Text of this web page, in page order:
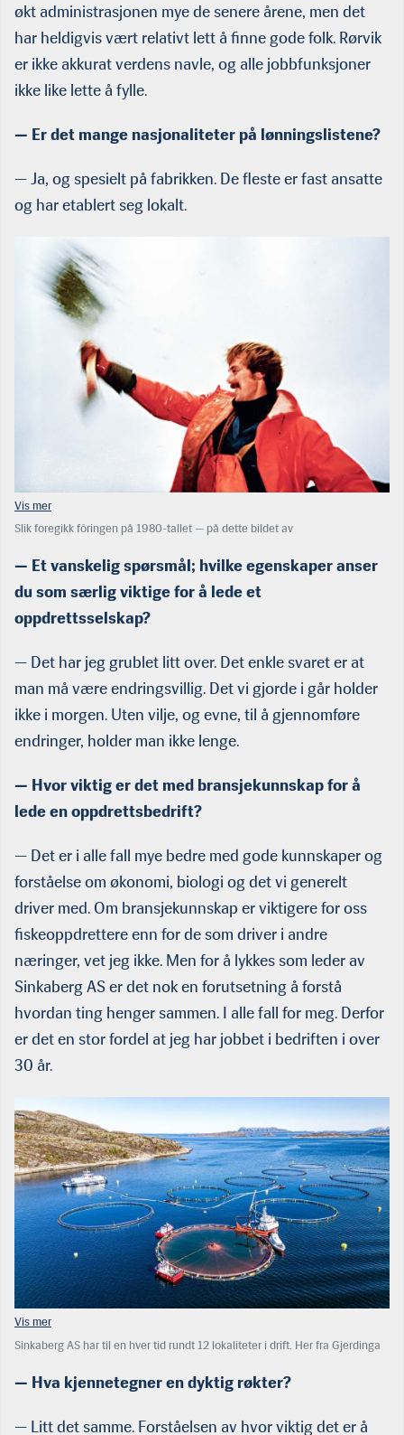
økt administrasjonen mye de senere årene, men det
har heldigvis vært relativt lett å finne gode folk. Rørvik
er ikke akkurat verdens navle, og alle jobbfunksjoner
ikke like lette å fylle.
— Er det mange nasjonaliteter på lønningslistene?
— Ja, og spesielt på fabrikken. De fleste er fast ansatte
og har etablert seg lokalt.
Slik foregikk fôringen på 1980-tallet — på dette bildet av
og fjernstyrt, og røkterne, eller driftsteknikerne som de heter i dag, har en
ganske annen hverdag. (Foto: Sinkaberg)
— Et vanskelig spørsmål; hvilke egenskaper anser
du som særlig viktige for å lede et
oppdrettsselskap?
— Det har jeg grublet litt over. Det enkle svaret er at
man må være endringsvillig. Det vi gjorde i går holder
ikke i morgen. Uten vilje, og evne, til å gjennomføre
endringer, holder man ikke lenge.
— Hvor viktig er det med bransjekunnskap for å
lede en oppdrettsbedrift?
— Det er i alle fall mye bedre med gode kunnskaper og
forståelse om økonomi, biologi og det vi generelt
driver med. Om bransjekunnskap er viktigere for oss
fiskeoppdrettere enn for de som driver i andre
næringer, vet jeg ikke. Men for å lykkes som leder av
Sinkaberg AS er det nok en forutsetning å forstå
hvordan ting henger sammen. I alle fall for meg. Derfor
er det en stor fordel at jeg har jobbet i bedriften i over
30 år.
Sinkaberg AS har til en hver tid rundt 12 lokaliteter i drift. Her fra Gjerdinga
for en MTB på 5.460 tonn. (Foto: Tom Lysø/Sinkaberg)
— Hva kjennetegner en dyktig røkter?
— Litt det samme. Forståelsen av hvor viktig det er å